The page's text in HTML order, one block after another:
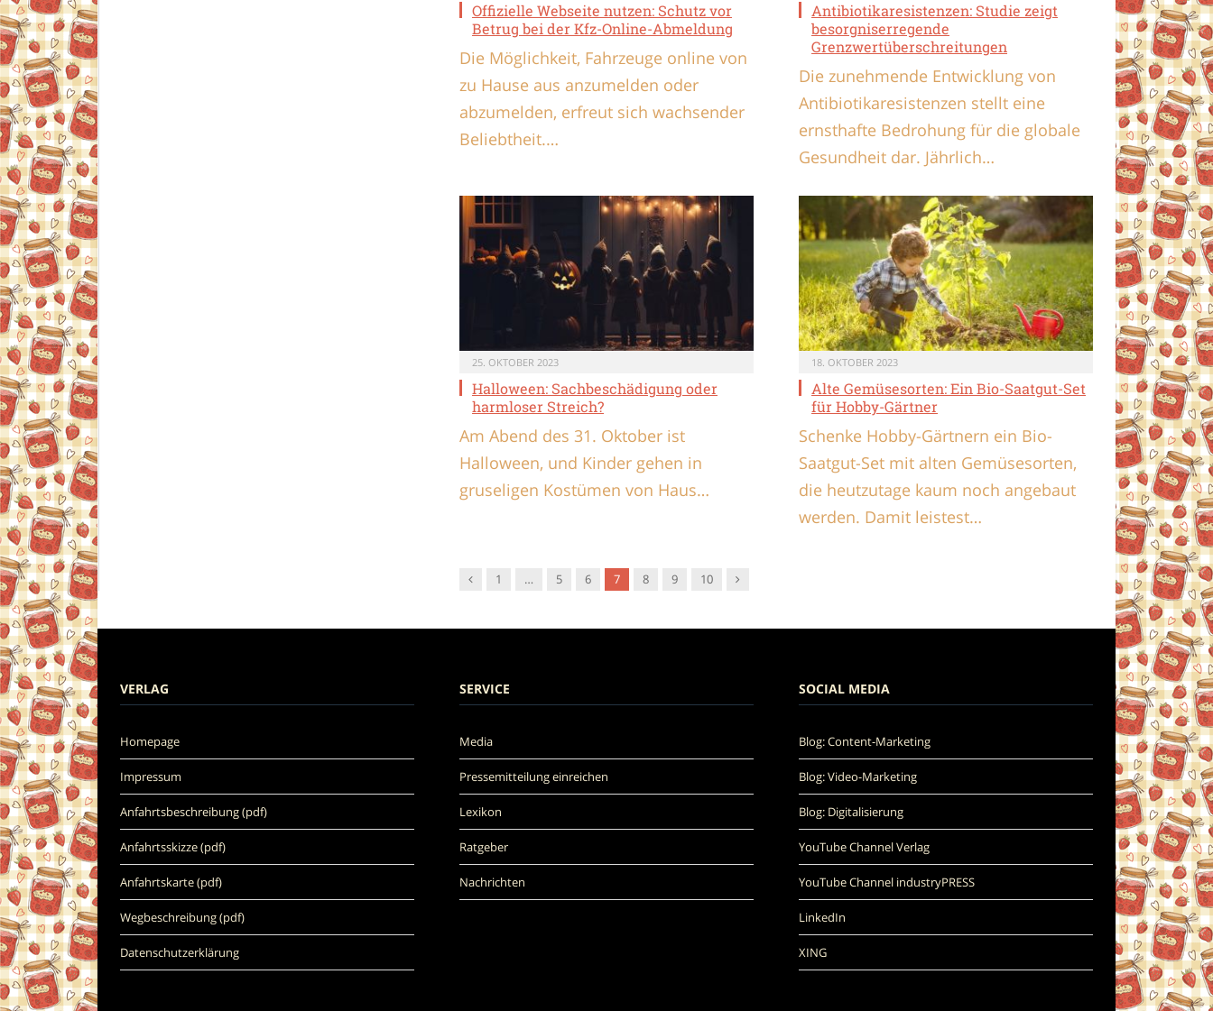
Offizielle Webseite nutzen: Schutz vor
Betrug bei der Kfz-Online-Abmeldung
Die Möglichkeit, Fahrzeuge online von
zu Hause aus anzumelden oder
abzumelden, erfreut sich wachsender
Beliebtheit.…
Antibiotikaresistenzen: Studie zeigt
besorgniserregende
Grenzwertüberschreitungen
Die zunehmende Entwicklung von
Antibiotikaresistenzen stellt eine
ernsthafte Bedrohung für die globale
Gesundheit dar. Jährlich…
25. OKTOBER 2023
Halloween: Sachbeschädigung oder
harmloser Streich?
Am Abend des 31. Oktober ist
Halloween, und Kinder gehen in
gruseligen Kostümen von Haus…
18. OKTOBER 2023
Alte Gemüsesorten: Ein Bio-Saatgut-Set
für Hobby-Gärtner
Schenke Hobby-Gärtnern ein Bio-
Saatgut-Set mit alten Gemüsesorten,
die heutzutage kaum noch angebaut
werden. Damit leistest…
Vorgänger
1 … 5 6 7 8 9 10 Nachfolger
VERLAG
Homepage
Impressum
Anfahrtsbeschreibung (pdf)
Anfahrtsskizze (pdf)
Anfahrtskarte (pdf)
Wegbeschreibung (pdf)
Datenschutzerklärung
SERVICE
Media
Pressemitteilung einreichen
Lexikon
Ratgeber
Nachrichten
SOCIAL MEDIA
Blog: Content-Marketing
Blog: Video-Marketing
Blog: Digitalisierung
YouTube Channel Verlag
YouTube Channel industryPRESS
LinkedIn
XING